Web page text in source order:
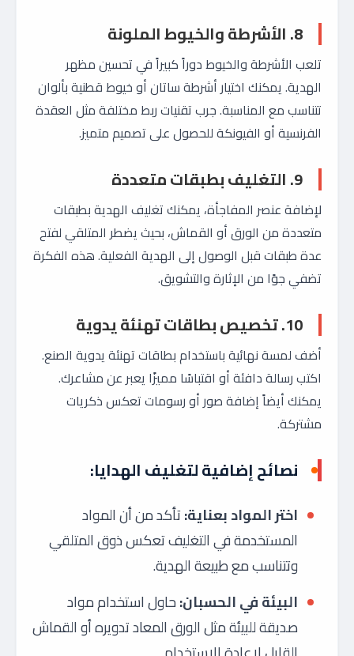
8. الأشرطة والخيوط الملونة
تلعب الأشرطة والخيوط دوراً كبيراً في تحسين مظهر
الهدية. يمكنك اختيار أشرطة ساتان أو خيوط قطنية بألوان
تتناسب مع المناسبة. جرب تقنيات ربط مختلفة مثل العقدة
الفرنسية أو الفيونكة للحصول على تصميم متميز.
9. التغليف بطبقات متعددة
لإضافة عنصر المفاجأة، يمكنك تغليف الهدية بطبقات
متعددة من الورق أو القماش، بحيث يضطر المتلقي لفتح
عدة طبقات قبل الوصول إلى الهدية الفعلية. هذه الفكرة
تضفي جوًا من الإثارة والتشويق.
10. تخصيص بطاقات تهنئة يدوية
أضف لمسة نهائية باستخدام بطاقات تهنئة يدوية الصنع.
اكتب رسالة دافئة أو اقتباسًا مميزًا يعبر عن مشاعرك.
يمكنك أيضاً إضافة صور أو رسومات تعكس ذكريات
مشتركة.
نصائح إضافية لتغليف الهدايا:
اختر المواد بعناية:تأكد من أن المواد
المستخدمة في التغليف تعكس ذوق المتلقي
وتتناسب مع طبيعة الهدية.
البيئة في الحسبان:حاول استخدام مواد
صديقة للبيئة مثل الورق المعاد تدويره أو القماش